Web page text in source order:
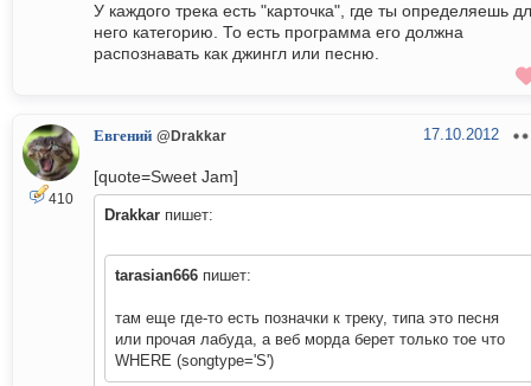
У каждого трека есть "карточка", где ты определяешь
него категорию. То есть программа его должна
распознавать как джингл или песню.
410
Евгений @Drakkar 17.10.2012
[quote=Sweet Jam]
Drakkar пишет:
tarasian666 пишет:
там еще где-то есть позначки к треку, типа это песня
или прочая лабуда, а веб морда берет только тое что
WHERE (songtype='S')